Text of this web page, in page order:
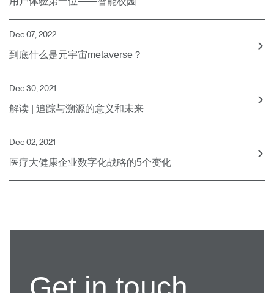
Dec 07, 2022
到底什么是元宇宙metaverse？
Dec 30, 2021
解读 | 追踪与溯源的意义和未来
Dec 02, 2021
医疗大健康企业数字化战略的5个变化